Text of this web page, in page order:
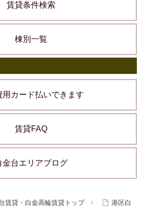
賃貸条件検索
棟別一覧
用カード払いできます
賃貸FAQ
金台エリアブログ
賃貸・白金高輪賃貸トップ 港区白